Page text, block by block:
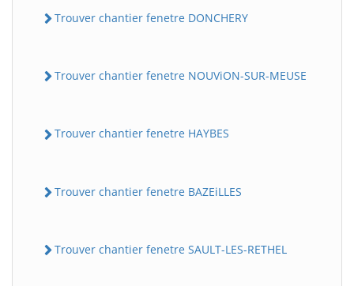
Trouver chantier fenetre DONCHERY
Trouver chantier fenetre NOUViON-SUR-MEUSE
Trouver chantier fenetre HAYBES
Trouver chantier fenetre BAZEiLLES
Trouver chantier fenetre SAULT-LES-RETHEL